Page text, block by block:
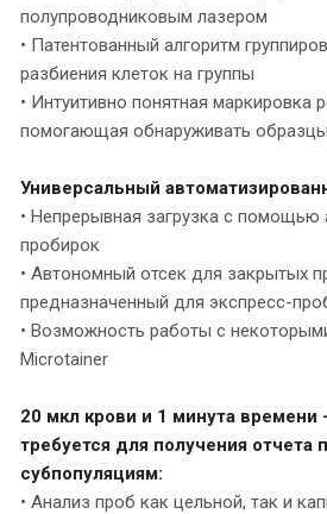
полупроводниковым лазером
• Патентованный алгоритм
разбиения клеток на группы
• Интуитивно понятная маркировка
помогающая обнаруживать
Универсальный
• Непрерывная загрузка с помощью
пробирок
• Автономный отсек для закрытых
предназначенный для экспресс-
• Возможность работы с
Microtainer
20 мкл крови и 1 минута времени
требуется для получения отчета
субпопуляциям:
• Анализ проб как цельной, так и